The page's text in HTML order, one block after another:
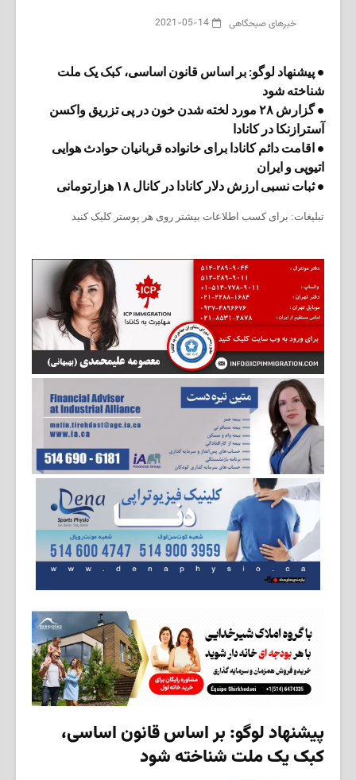
‌خبرهای صبحگاهی 2021-05-14
• پیشنهاد لوگو: بر اساس قانون اساسی، کبک یک ملت
شناخته شود
• گزارش ۲۸ مورد لخته شدن خون در پی تزریق واکسن
آسترازنکا در کانادا
• اقامت دائم کانادا برای خانواده قربانیان حوادث هوایی
اتیوپی و ایران
• ثبات نسبی ارزش دلار کانادا در کانال ۱۸ هزارتومانی
تبلیغات: برای کسب اطلاعات بیشتر روی هر پوستر کلیک کنید
پیشنهاد لوگو: بر اساس قانون اساسی،
کبک یک ملت شناخته شود